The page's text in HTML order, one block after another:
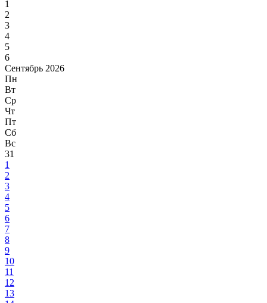
1
2
3
4
5
6
Сентябрь 2026
Пн
Вт
Ср
Чт
Пт
Сб
Вс
31
1
2
3
4
5
6
7
8
9
10
11
12
13